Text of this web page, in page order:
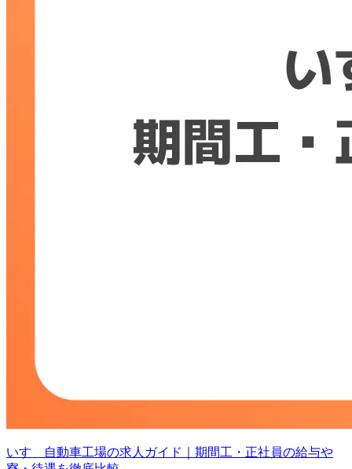
いすゞ自動車工場の求人ガイド｜期間工・正社員の給与や